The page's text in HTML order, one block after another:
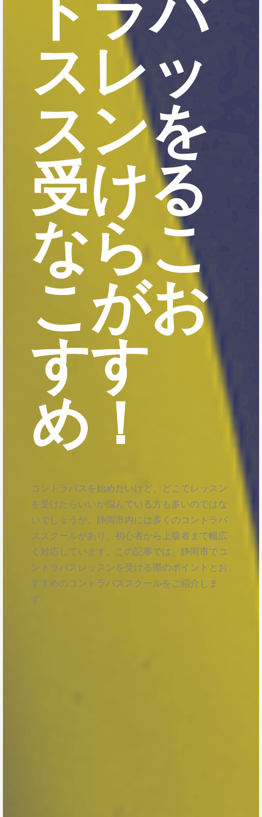
スレッ
スンを
受ける
ならこ
こがお
すす
め！
コントラバスを始めたいけど、どこでレッスン
を受けたらいいか悩んでいる方も多いのではな
いでしょうか。静岡市内には多くのコントラバ
ススクールがあり、初心者から上級者まで幅広
く対応しています。この記事では、静岡市でコ
ントラバスレッスンを受ける際のポイントとお
すすめのコントラバススクールをご紹介しま
す。